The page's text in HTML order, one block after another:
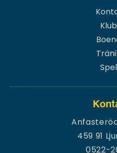
459 91
0522-